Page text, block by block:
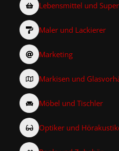
Lebensmittel und
Maler und Lackierer
Marketing
Markisen und
Möbel und Tischler
Optiker und